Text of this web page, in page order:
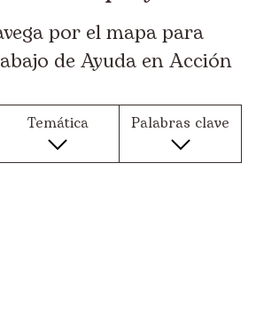
por el mapa para
de Ayuda en Acción
Temática Palabras clave